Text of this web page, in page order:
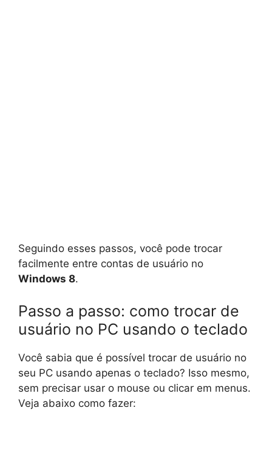
Seguindo esses passos, você pode trocar
facilmente entre contas de usuário no
Windows 8.
Passo a passo: como trocar de
usuário no PC usando o teclado
Você sabia que é possível trocar de usuário no
seu PC usando apenas o teclado? Isso mesmo,
sem precisar usar o mouse ou clicar em menus.
Veja abaixo como fazer: